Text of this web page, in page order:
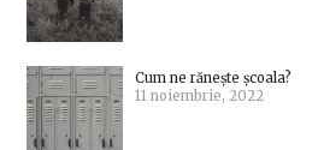
Cum ne rănește școala?
11 noiembrie, 2022